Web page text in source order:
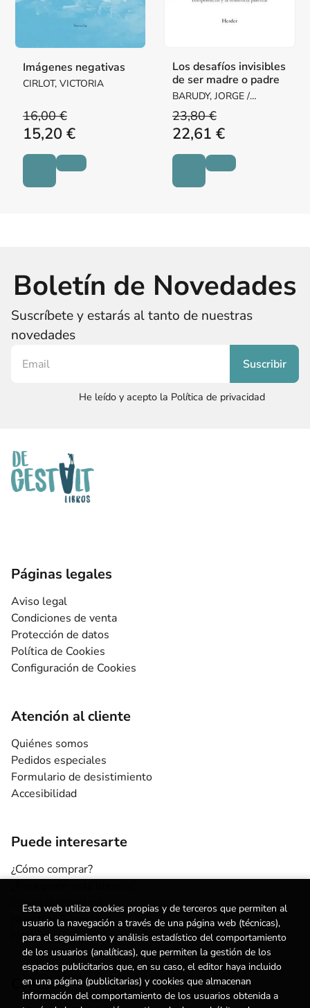
Imágenes negativas
CIRLOT, VICTORIA
16,00 €
15,20 €
Los desafíos invisibles
de ser madre o padre
BARUDY, JORGE /
DANTAGNAN, MARYORIE
23,80 €
22,61 €
Boletín de Novedades
Suscríbete y estarás al tanto de nuestras
novedades
He leído y acepto la Política de privacidad
Páginas legales
Aviso legal
Condiciones de venta
Protección de datos
Política de Cookies
Configuración de Cookies
Atención al cliente
Quiénes somos
Pedidos especiales
Formulario de desistimiento
Accesibilidad
Puede interesarte
¿Cómo comprar?
Escuelas y centros
Nuestros Servicios
Noticias
Contacto
Esta web utiliza cookies propias y de terceros que permiten al
usuario la navegación a través de una página web (técnicas),
para el seguimiento y análisis estadístico del comportamiento
de los usuarios (analíticas), que permiten la gestión de los
espacios publicitarios que, en su caso, el editor haya incluido
en una página (publicitarias) y cookies que almacenan
información del comportamiento de los usuarios obtenida a